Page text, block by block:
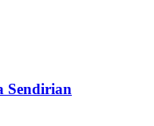
Sendirian